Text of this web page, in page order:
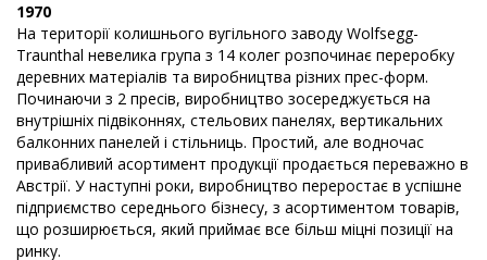
1970
На території колишнього вугільного заводу Wolfsegg-
Traunthal невелика група з 14 колег розпочинає переробку
деревних матеріалів та виробництва різних прес-форм.
Починаючи з 2 пресів, виробництво зосереджується на
внутрішніх підвіконнях, стельових панелях, вертикальних
балконних панелей і стільниць. Простий, але водночас
привабливий асортимент продукції продається переважно в
Австрії. У наступні роки, виробництво переростає в успішне
підприємство середнього бізнесу, з асортиментом товарів,
що розширюється, який приймає все більш міцні позиції на
ринку.